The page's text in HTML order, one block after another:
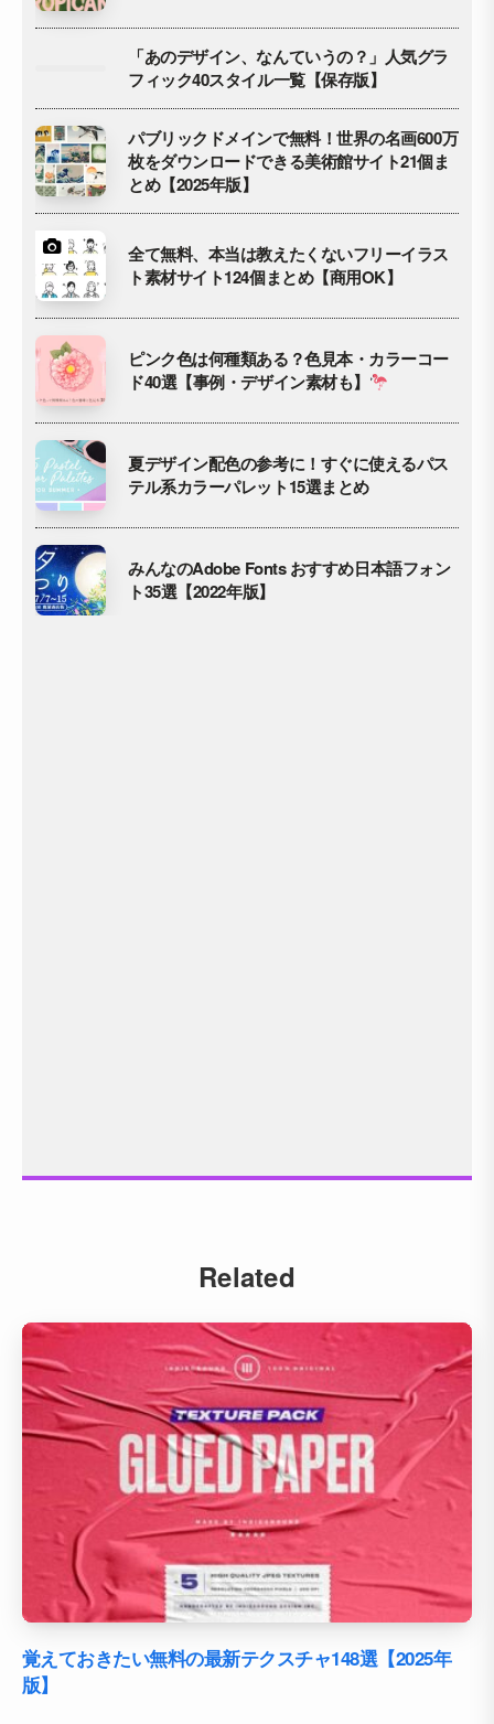
「あのデザイン、なんていうの？」人気グラ
フィック40スタイル一覧【保存版】
パブリックドメインで無料！世界の名画600万
枚をダウンロードできる美術館サイト21個ま
とめ【2025年版】
全て無料、本当は教えたくないフリーイラス
ト素材サイト124個まとめ【商用OK】
ピンク色は何種類ある？色見本・カラーコー
ド40選【事例・デザイン素材も】
夏デザイン配色の参考に！すぐに使えるパス
テル系カラーパレット15選まとめ
みんなのAdobe Fonts おすすめ日本語フォン
ト35選【2022年版】
Related
覚えておきたい無料の最新テクスチャ148選【2025年
版】